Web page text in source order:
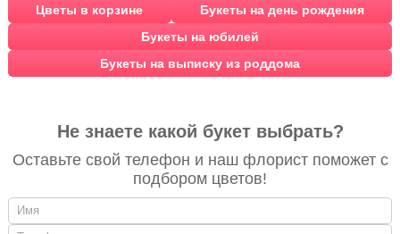
Цветы в корзине
Букеты на день рождения
Букеты на юбилей
Букеты на выписку из роддома
Не знаете какой букет выбрать?
Оставьте свой телефон и наш флорист поможет с
подбором цветов!